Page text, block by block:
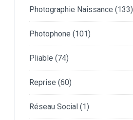
Photographie Naissance (133)
Photophone (101)
Pliable (74)
Reprise (60)
Réseau Social (1)